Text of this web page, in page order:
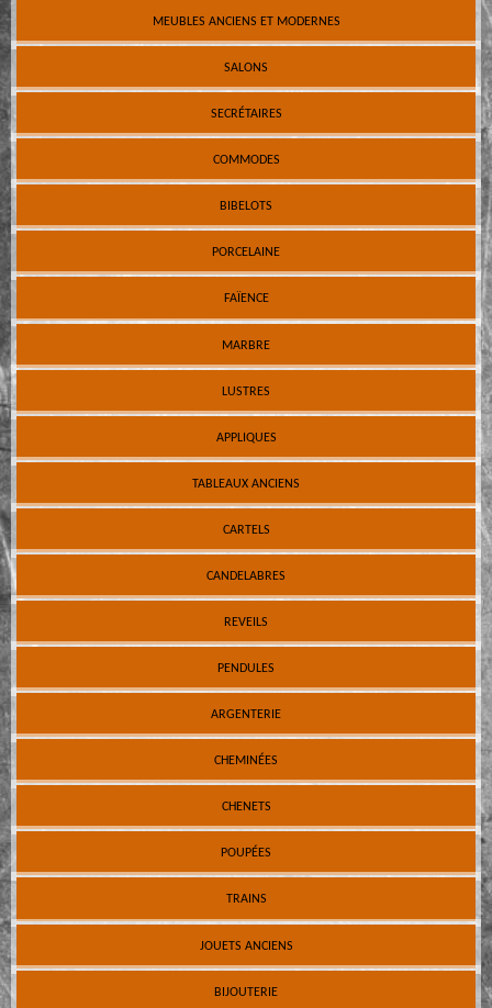
MEUBLES ANCIENS ET MODERNES
SALONS
SECRÉTAIRES
COMMODES
BIBELOTS
PORCELAINE
FAÏENCE
MARBRE
LUSTRES
APPLIQUES
TABLEAUX ANCIENS
CARTELS
CANDELABRES
REVEILS
PENDULES
ARGENTERIE
CHEMINÉES
CHENETS
POUPÉES
TRAINS
JOUETS ANCIENS
BIJOUTERIE